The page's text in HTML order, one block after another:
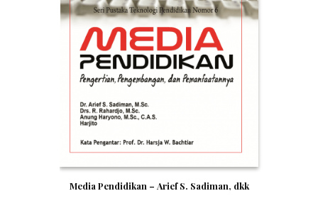
Media Pendidikan – Arief S. Sadiman, dkk